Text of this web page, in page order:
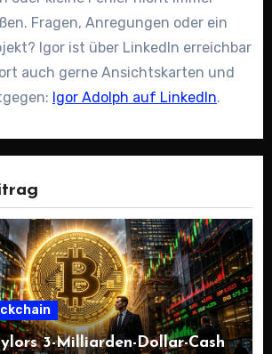
Fragen, Anregungen oder ein
Igor ist über LinkedIn erreichbar
auch gerne Ansichtskarten und
Igor Adolph auf LinkedIn.
3-Milliarden-Dollar-Cash